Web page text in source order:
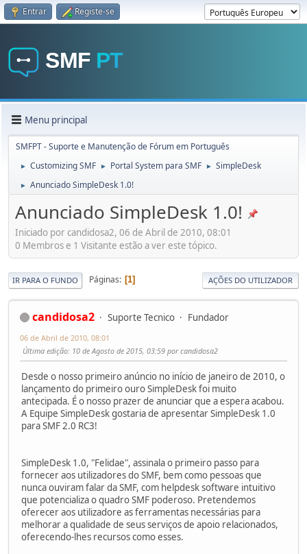
Entrar Registe-se
Menu principal
SMFPT - Suporte e Manutenção de Fórum em Português
► Customizing SMF ► Portal System para SMF ► SimpleDesk
► Anunciado SimpleDesk 1.0!
Anunciado SimpleDesk 1.0!
Iniciado por candidosa2, 06 de Abril de 2010, 08:01
0 Membros e 1 Visitante estão a ver este tópico.
IR PARA O FUNDO Páginas 1 AÇÕES DO UTILIZADOR
candidosa2 Suporte Tecnico Fundador
06 de Abril de 2010, 08:01
Última edição: 10 de Agosto de 2015, 03:59 por candidosa2
Desde o nosso primeiro anúncio no início de janeiro de 2010, o
lançamento do primeiro ouro SimpleDesk foi muito
antecipada. É o nosso prazer de anunciar que a espera acabou.
A Equipe SimpleDesk gostaria de apresentar SimpleDesk 1.0
para SMF 2.0 RC3!
SimpleDesk 1.0, "Felidae", assinala o primeiro passo para
fornecer aos utilizadores do SMF, bem como pessoas que
nunca ouviram falar da SMF, com helpdesk software intuitivo
que potencializa o quadro SMF poderoso. Pretendemos
oferecer aos utilizadore as ferramentas necessárias para
melhorar a qualidade de seus serviços de apoio relacionados,
oferecendo-lhes recursos como esses.